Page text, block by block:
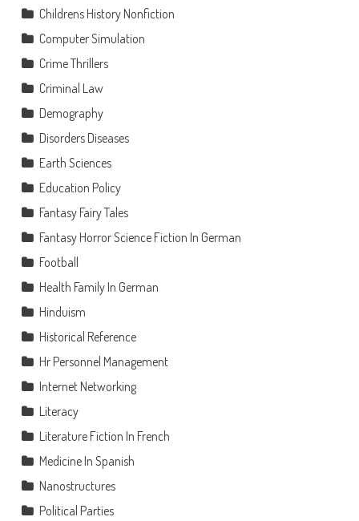
Childrens History Nonfiction
Computer Simulation
Crime Thrillers
Criminal Law
Demography
Disorders Diseases
Earth Sciences
Education Policy
Fantasy Fairy Tales
Fantasy Horror Science Fiction In German
Football
Health Family In German
Hinduism
Historical Reference
Hr Personnel Management
Internet Networking
Literacy
Literature Fiction In French
Medicine In Spanish
Nanostructures
Political Parties